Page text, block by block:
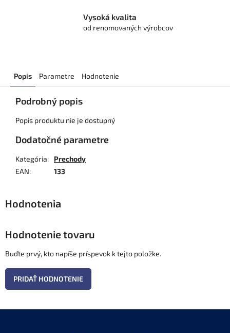
Vysoká kvalita
od renomovaných výrobcov
Popis Parametre Hodnotenie
Podrobný popis
Popis produktu nie je dostupný
Dodatočné parametre
Kategória:
Prechody
EAN: 133
Hodnotenie tovaru
Buďte prvý, kto napíše príspevok k tejto položke.
PRIDAŤ HODNOTENIE